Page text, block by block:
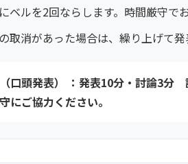
ベルを2回ならします。時間厳守で
取消があった場合は、繰り上げて発
口頭発表） ：発表10分・討論3分
にご協力ください。